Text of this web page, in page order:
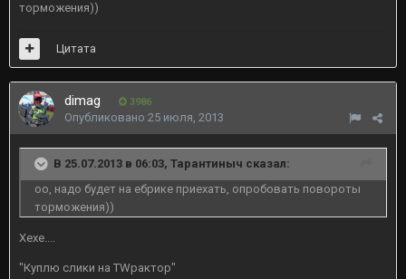
торможения))
Цитата
dimag 3986
Опубликовано 25 июля, 2013
В 25.07.2013 в 06:03, Тарантиныч сказал:
оо, надо будет на ебрике приехать, опробовать повороты
торможения))
Хехе....
"Куплю слики на TWрактор"